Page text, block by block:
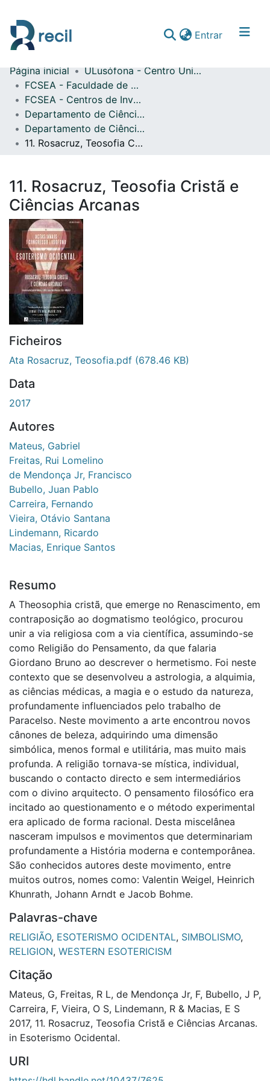
Entrar(current)
Comunidades & Coleções
Percorrer repositório
Estatísticas
Página inicial
ULusófona - Centro Universitário de Lisboa
FCSEA - Faculdade de Ciências Sociais, Educação e Administração
FCSEA - Centros de Investigação
Departamento de Ciência das Religiões
Departamento de Ciência das Religiões - Atas de Conferências Nacionais
11. Rosacruz, Teosofia Cristã e Ciências Arcanas
11. Rosacruz, Teosofia Cristã e
Ciências Arcanas
Ficheiros
Ata Rosacruz, Teosofia.pdf (678.46 KB)
Data
2017
Autores
Mateus, Gabriel
Freitas, Rui Lomelino
de Mendonça Jr, Francisco
Bubello, Juan Pablo
Carreira, Fernando
Vieira, Otávio Santana
Lindemann, Ricardo
Macias, Enrique Santos
Resumo
A Theosophia cristã, que emerge no Renascimento, em
contraposição ao dogmatismo teológico, procurou
unir a via religiosa com a via científica, assumindo-se
como Religião do Pensamento, da que falaria
Giordano Bruno ao descrever o hermetismo. Foi neste
contexto que se desenvolveu a astrologia, a alquimia,
as ciências médicas, a magia e o estudo da natureza,
profundamente influenciados pelo trabalho de
Paracelso. Neste movimento a arte encontrou novos
cânones de beleza, adquirindo uma dimensão
simbólica, menos formal e utilitária, mas muito mais
profunda. A religião tornava-se mística, individual,
buscando o contacto directo e sem intermediários
com o divino arquitecto. O pensamento filosófico era
incitado ao questionamento e o método experimental
era aplicado de forma racional. Desta miscelânea
nasceram impulsos e movimentos que determinariam
profundamente a História moderna e contemporânea.
São conhecidos autores deste movimento, entre
muitos outros, nomes como: Valentin Weigel, Heinrich
Khunrath, Johann Arndt e Jacob Bohme.
Palavras-chave
RELIGIÃO, ESOTERISMO OCIDENTAL, SIMBOLISMO,
RELIGION, WESTERN ESOTERICISM
Citação
Mateus, G, Freitas, R L, de Mendonça Jr, F, Bubello, J P,
Carreira, F, Vieira, O S, Lindemann, R & Macias, E S
2017, 11. Rosacruz, Teosofia Cristã e Ciências Arcanas.
in Esoterismo Ocidental.
URI